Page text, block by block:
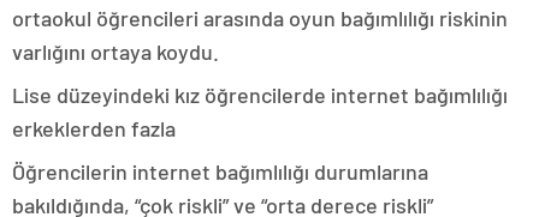
ortaokul öğrencileri arasında oyun bağımlılığı riskinin
varlığını ortaya koydu.
Lise düzeyindeki kız öğrencilerde internet bağımlılığı
erkeklerden fazla
Öğrencilerin internet bağımlılığı durumlarına
bakıldığında, “çok riskli” ve “orta derece riskli”